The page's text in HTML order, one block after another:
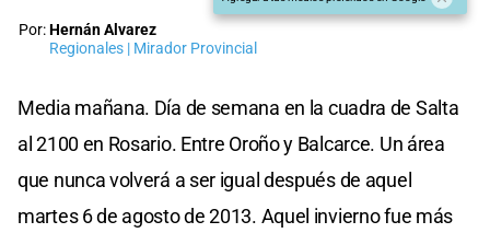
Por:Hernán Alvarez
Regionales | Mirador Provincial
Media mañana. Día de semana en la cuadra de Salta
al 2100 en Rosario. Entre Oroño y Balcarce. Un área
que nunca volverá a ser igual después de aquel
martes 6 de agosto de 2013. Aquel invierno fue más